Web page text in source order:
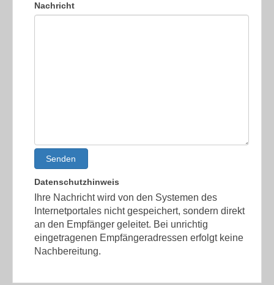
Nachricht
Senden
Datenschutzhinweis
Ihre Nachricht wird von den Systemen des
Internetportales nicht gespeichert, sondern direkt
an den Empfänger geleitet. Bei unrichtig
eingetragenen Empfängeradressen erfolgt keine
Nachbereitung.